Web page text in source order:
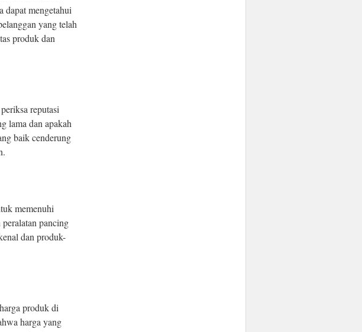
dapat mengetahui
yang telah
produk dan
reputasi
lama dan apakah
baik cenderung
memenuhi
pancing
dan produk-
produk di
harga yang